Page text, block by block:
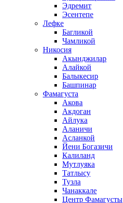
Эдремит
Эсентепе
Лефке
Багликой
Чамликой
Никосия
Акынджилар
Алайкой
Балыкесир
Башпинар
Фамагуста
Акова
Акдоган
Айлука
Аланичи
Асланкой
Йени Богазичи
Калиланд
Мутлуяка
Татлысу
Тузла
Чанаккале
Центр Фамагусты